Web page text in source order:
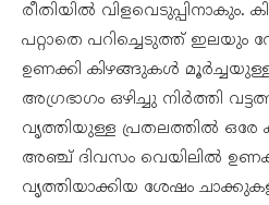
രീതിയിൽ വിളവെടുപ്പിനാകും.
പറ്റാതെ പറിച്ചെടുത്ത് ഇലയും
ഉണക്കി കിഴങ്ങുകൾ
അഗ്രഭാഗം ഒഴിച്ചു നിർത്തി
വൃത്തിയുള്ള പ്രതലത്തിൽ ഒരേ
അഞ്ച് ദിവസം വെയിലിൽ
വൃത്തിയാക്കിയ ശേഷം